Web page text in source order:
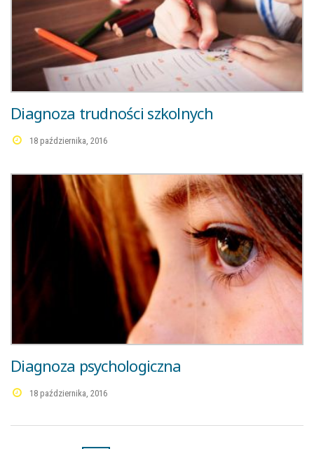
Diagnoza trudności szkolnych
18 października, 2016
Diagnoza psychologiczna
18 października, 2016